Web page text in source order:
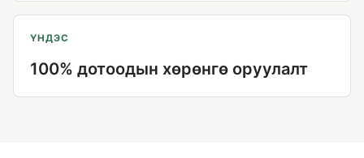
ҮНДЭС
100% дотоодын хөрөнгө оруулалт